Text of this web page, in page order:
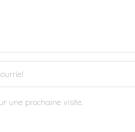
une prochaine visite.